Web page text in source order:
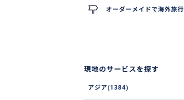
オーダーメイドで海外旅行
現地のサービスを探す
アジア(1384)